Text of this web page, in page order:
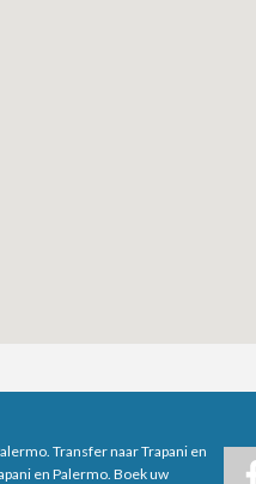
Transfer naar Trapani en
en Palermo. Boek uw